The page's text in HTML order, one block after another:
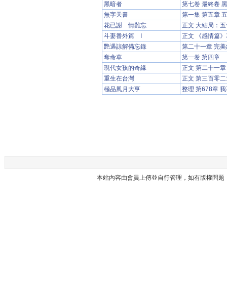
黑暗者
第七卷 最終卷
無字天書
第一集 第五章
花已謝 情難忘
正文 大結局：
斗妻番外篇 I
正文 《感情篇
艷遇諒解備忘錄
第二十一章 完
奪命車
第一卷 第四章
現代女孩的奇緣
正文 第二十一章
重生在台灣
正文 第三百零
極品風月大亨
整理 第678章
本站內容由會員上傳並自行管理，如有版權問